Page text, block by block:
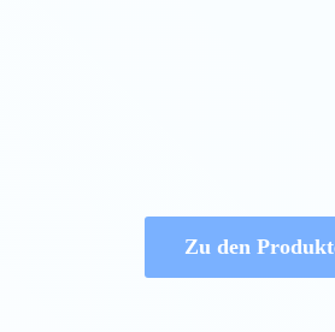
Zu den